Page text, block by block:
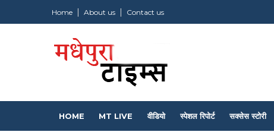
Home About us Contact us
HOME MT LIVE वीडियो स्पेशल रिपोर्ट सक्सेस स्टोरी